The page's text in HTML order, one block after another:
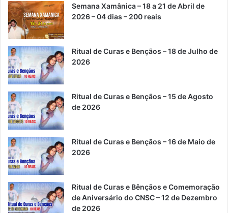
b
o
o
k
e
e
t
u
e
a
r
m
a
p
Semana Xamânica – 18 a 21 de Abril de
2026 – 04 dias – 200 reais
Ritual de Curas e Bençãos – 18 de Julho de
2026
Ritual de Curas e Bençãos – 15 de Agosto
de 2026
Ritual de Curas e Bençãos – 16 de Maio de
2026
Ritual de Curas e Bênçãos e Comemoração
de Aniversário do CNSC – 12 de Dezembro
de 2026